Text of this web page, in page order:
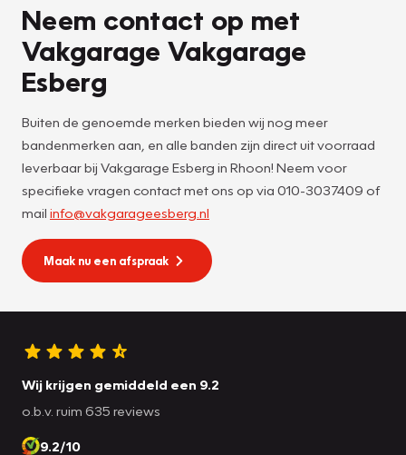
Neem contact op met
Vakgarage Vakgarage
Esberg
Buiten de genoemde merken bieden wij nog meer
bandenmerken aan, en alle banden zijn direct uit voorraad
leverbaar bij Vakgarage Esberg in Rhoon! Neem voor
specifieke vragen contact met ons op via 010-3037409 of
mail info@vakgarageesberg.nl
Maak nu een afspraak
Wij krijgen gemiddeld een 9.2
o.b.v. ruim 635 reviews
9.2/10